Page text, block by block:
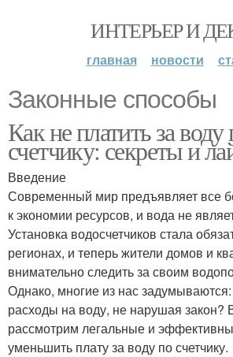
ИНТЕРЬЕР И
главная новости
Законные способы
Как не платить за воду
счетчику: секреты и
Введение
Современный мир предъявляет все
к экономии ресурсов, и вода не
Установка водосчетчиков стала
регионах, и теперь жители домов и
внимательно следить за своим
Однако, многие из нас задумываются:
расходы на воду, не нарушая закон?
рассмотрим легальные и
уменьшить плату за воду по счетчику.